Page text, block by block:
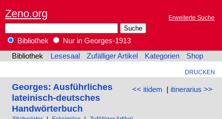
Zeno.org Erweiterte Suche
Bibliothek
Nur in Georges-1913
Bibliothek
Lesesaal Zufälliger Artikel Kategorien Shop
DRUCKEN
<< itidem | itinerarius >>
Georges: Ausführliches
lateinisch-deutsches
Handwörterbuch